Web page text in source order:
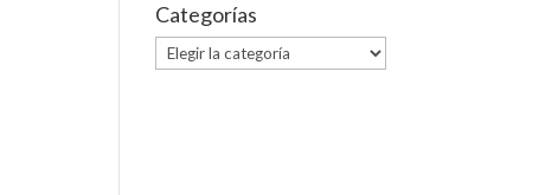
Categorías
Categorías